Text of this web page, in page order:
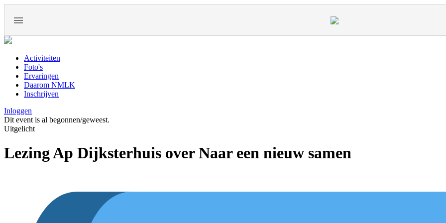
Activiteiten
Foto's
Ervaringen
Daarom NMLK
Inschrijven
Inloggen
Dit event is al begonnen/geweest.
Uitgelicht
Lezing Ap Dijksterhuis over Naar een nieuw samen